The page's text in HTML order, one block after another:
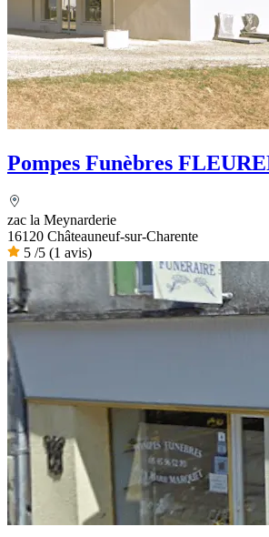
Pompes Funèbres
zac la Meynarderie
16120 Châteauneuf-sur-Charente
5 /5 (1 avis)